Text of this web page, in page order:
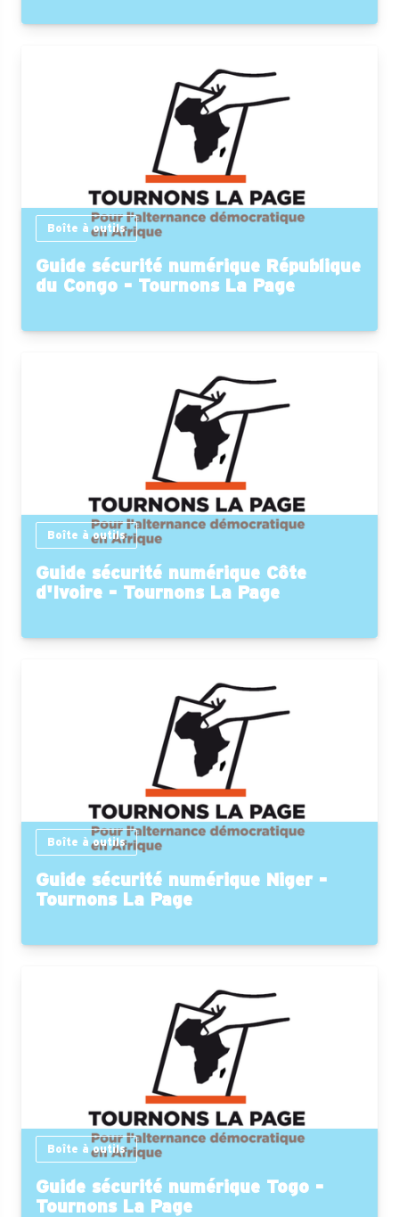
Boîte à outils
Guide sécurité numérique République
du Congo - Tournons La Page
Boîte à outils
Guide sécurité numérique Côte
d'Ivoire - Tournons La Page
Boîte à outils
Guide sécurité numérique Niger -
Tournons La Page
Boîte à outils
Guide sécurité numérique Togo -
Tournons La Page